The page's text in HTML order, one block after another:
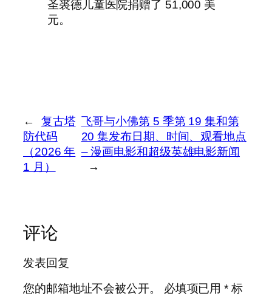
圣裘德儿童医院捐赠了 51,000 美
元。
←
复古塔
防代码
（2026 年
1 月）
飞哥与小佛第 5 季第 19 集和第
20 集发布日期、时间、观看地点
– 漫画电影和超级英雄电影新闻
→
评论
发表回复
您的邮箱地址不会被公开。
必填项已用* 标